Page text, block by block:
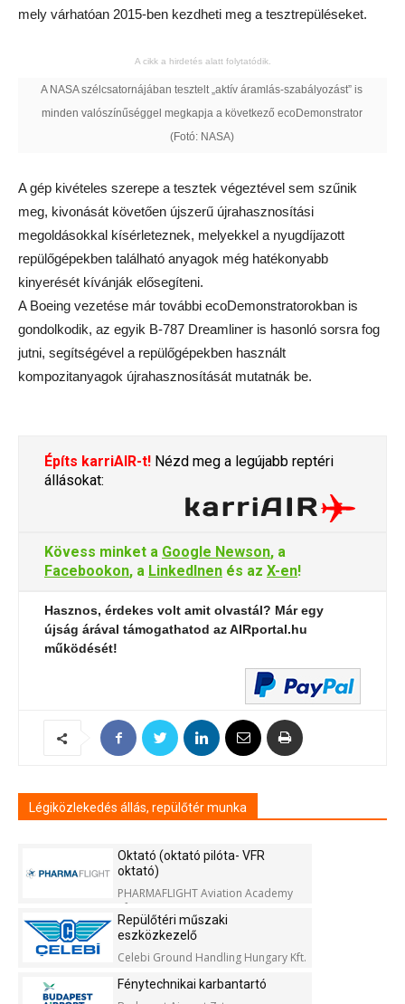
mely várhatóan 2015-ben kezdheti meg a tesztrepüléseket.
A cikk a hirdetés alatt folytatódik.
A NASA szélcsatornájában tesztelt „aktív áramlás-szabályozást” is
minden valószínűséggel megkapja a következő ecoDemonstrator
(Fotó: NASA)
A gép kivételes szerepe a tesztek végeztével sem szűnik
meg, kivonását követően újszerű újrahasznosítási
megoldásokkal kísérleteznek, melyekkel a nyugdíjazott
repülőgépekben található anyagok még hatékonyabb
kinyerését kívánják elősegíteni.
A Boeing vezetése már további ecoDemonstratorokban is
gondolkodik, az egyik B-787 Dreamliner is hasonló sorsra fog
jutni, segítségével a repülőgépekben használt
kompozitanyagok újrahasznosítását mutatnák be.
Építs karriAIR-t! Nézd meg a legújabb reptéri
állásokat:
Kövess minket a Google Newson, a
Facebookon, a LinkedInen és az X-en!
Hasznos, érdekes volt amit olvastál? Már egy
újság árával támogathatod az AIRportal.hu
működését!
Légiközlekedés állás, repülőtér munka
Oktató (oktató pilóta- VFR
oktató)
PHARMAFLIGHT Aviation Academy
Kft.
Repülőtéri műszaki
eszközkezelő
Celebi Ground Handling Hungary Kft.
Fénytechnikai karbantartó